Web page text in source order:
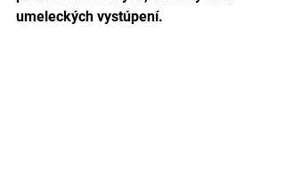
umeleckých vystúpení.